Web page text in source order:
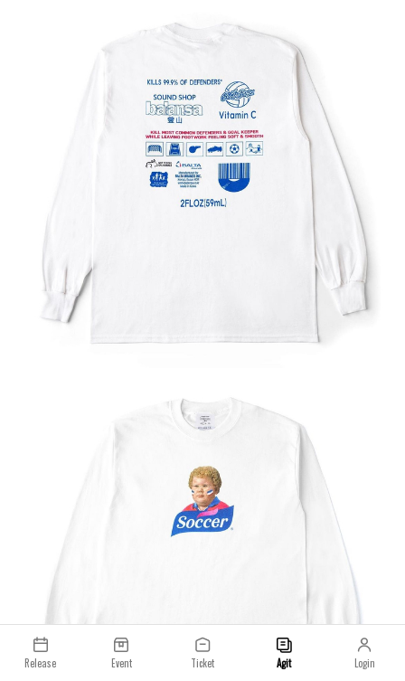
Release Event Ticket Agit Login